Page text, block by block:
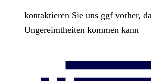
kontaktieren Sie uns ggf vorher,
Ungereimtheiten kommen kann